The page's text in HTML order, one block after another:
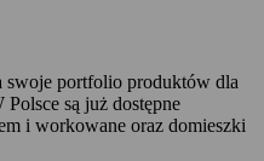
portfolio produktów dla
są już dostępne
i workowane oraz domieszki